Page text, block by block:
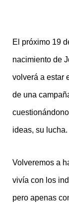
El próximo 19
nacimiento de
volverá a estar
de una
ideas, su lucha.
Volveremos a
vivía con los
pero apenas